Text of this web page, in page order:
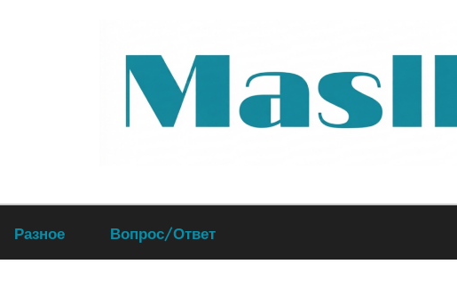
Руководство
по
Разное Вопрос/Ответ